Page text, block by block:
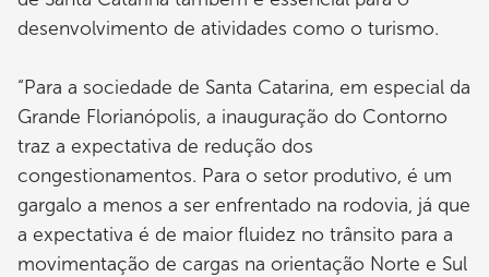
desenvolvimento de atividades como o turismo.
“Para a sociedade de Santa Catarina, em especial da
Grande Florianópolis, a inauguração do Contorno
traz a expectativa de redução dos
congestionamentos. Para o setor produtivo, é um
gargalo a menos a ser enfrentado na rodovia, já que
a expectativa é de maior fluidez no trânsito para a
movimentação de cargas na orientação Norte e Sul